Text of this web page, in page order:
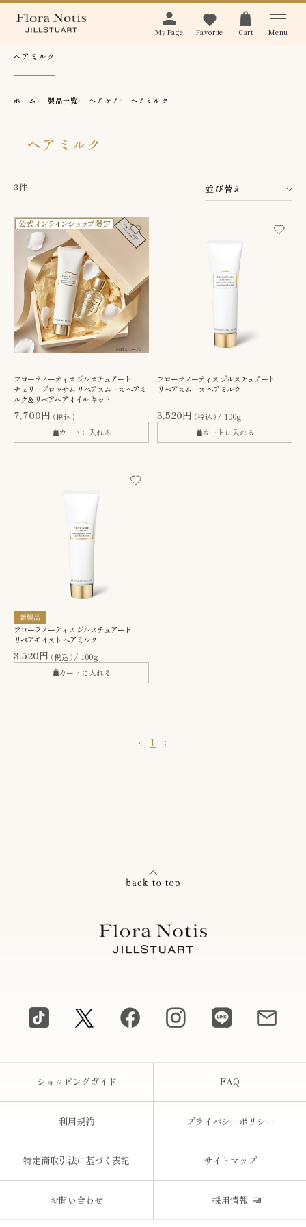
My Page Favorite Cart Menu
ヘアミルク
ホーム 製品一覧 ヘアケア ヘアミルク
ヘアミルク
3件 並び替え
フローラノーティス ジルスチュアート
チェリーブロッサム リペアスムース ヘアミ
ルク＆リペアヘアオイル キット
7,700円（税込）
カートに入れる
フローラノーティス ジルスチュアート
リペアスムース ヘアミルク
3,520円（税込） 100g
カートに入れる
フローラノーティス ジルスチュアート
リペアモイスト ヘアミルク
3,520円（税込） 100g
カートに入れる
1
ショッピングガイド FAQ
利用規約 プライバシーポリシー
特定商取引法に基づく表記 サイトマップ
お問い合わせ 採用情報